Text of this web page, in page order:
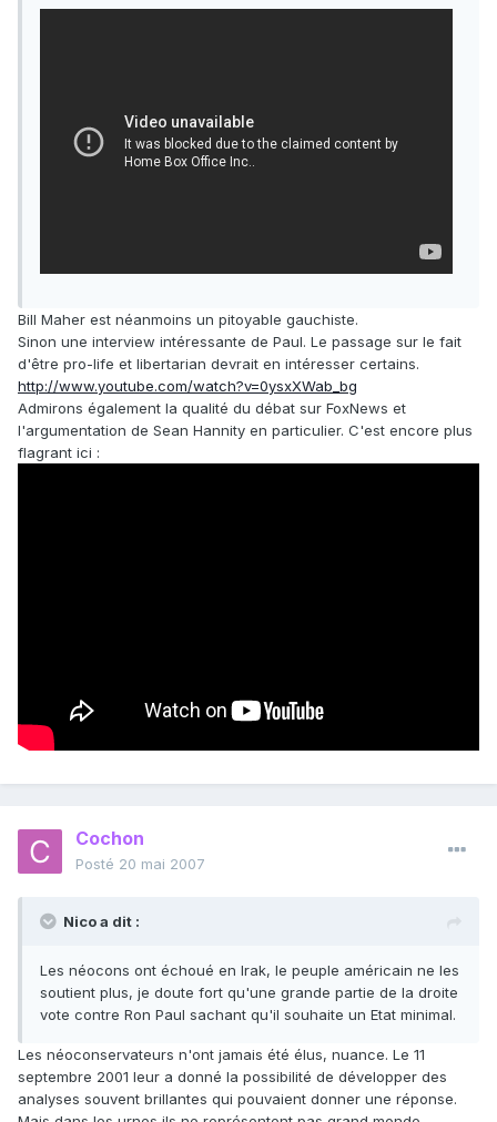
Bill Maher est néanmoins un pitoyable gauchiste.
Sinon une interview intéressante de Paul. Le passage sur le fait
d'être pro-life et libertarian devrait en intéresser certains.
http://www.youtube.com/watch?v=0ysxXWab_bg
Admirons également la qualité du débat sur FoxNews et
l'argumentation de Sean Hannity en particulier. C'est encore plus
flagrant ici :
Cochon
Posté 20 mai 2007
Nico a dit :
Les néocons ont échoué en Irak, le peuple américain ne les
soutient plus, je doute fort qu'une grande partie de la droite
vote contre Ron Paul sachant qu'il souhaite un Etat minimal.
Les néoconservateurs n'ont jamais été élus, nuance. Le 11
septembre 2001 leur a donné la possibilité de développer des
analyses souvent brillantes qui pouvaient donner une réponse.